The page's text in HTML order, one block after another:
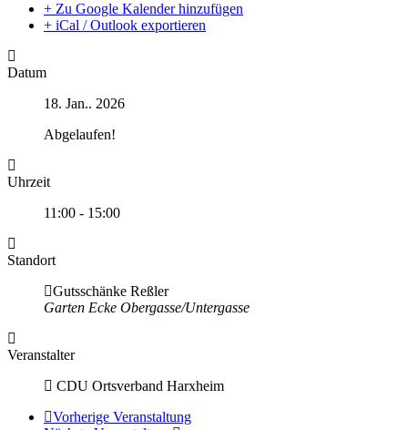
+ Zu Google Kalender hinzufügen
+ iCal / Outlook exportieren
Datum
18. Jan.. 2026
Abgelaufen!
Uhrzeit
11:00 - 15:00
Standort
Gutsschänke Reßler
Garten Ecke Obergasse/Untergasse
Veranstalter
CDU Ortsverband Harxheim
Vorherige Veranstaltung